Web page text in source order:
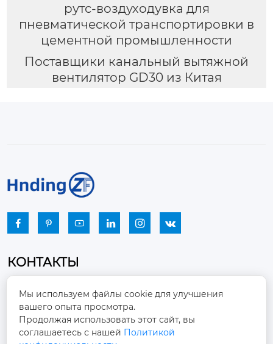
рутс-воздуходувка для
пневматической транспортировки в
цементной промышленности
Поставщики канальный вытяжной
вентилятор GD30 из Китая
     
КОНТАКТЫ

район Чжоуцунь, город Цзыбо, провинция
Шаньдун
 winston-xu@hengdingfan.com
Мы используем файлы cookie для улучшения
вашего опыта просмотра.
Продолжая использовать этот сайт, вы
соглашаетесь с нашей Политикой